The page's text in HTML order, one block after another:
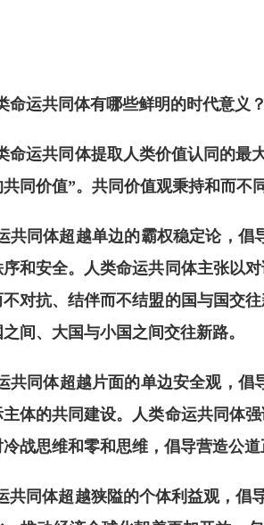
命运共同体有哪些鲜明的时代意义？
命运共同体提取人类价值认同的最
同价值”。共同价值观秉持和而不
共同体超越单边的霸权稳定论，倡
和安全。人类命运共同体主张以
对抗、结伴而不结盟的国与国交
间、大国与小国之间交往新路。
共同体超越片面的单边安全观，
体的共同建设。人类命运共同体
战思维和零和思维，倡导营造公道
共同体超越狭隘的个体利益观，倡